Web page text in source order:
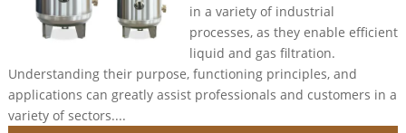
in a variety of industrial
processes, as they enable efficient
liquid and gas filtration.
Understanding their purpose, functioning principles, and
applications can greatly assist professionals and customers in a
variety of sectors....